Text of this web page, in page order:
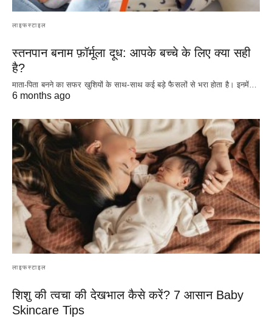
लाइफस्टाइल
स्तनपान बनाम फ़ॉर्मूला दूध: आपके बच्चे के लिए क्या सही
है?
माता-पिता बनने का सफर खुशियों के साथ-साथ कई बड़े फैसलों से भरा होता है। इनमें…
6 months ago
लाइफस्टाइल
शिशु की त्वचा की देखभाल कैसे करें? 7 आसान Baby
Skincare Tips